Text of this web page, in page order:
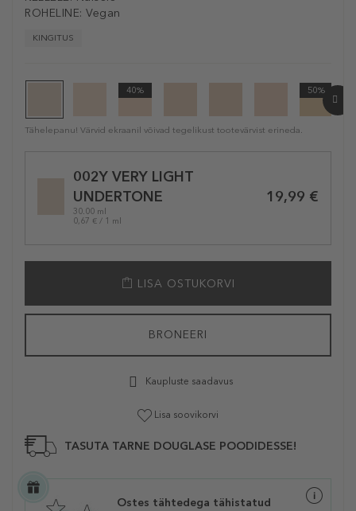
ROHELINE: Vegan
KINGITUS
40% 50%
Tähelepanu! Värvid ekraanil võivad tegelikust tootevärvist erineda.
variation002Y VERY LIGHT
UNDERTONE
30.00 ml
0,67 € / 1 ml
19,99 €
LISA OSTUKORVI
BRONEERI
Kaupluste saadavus
Lisa soovikorvi
TASUTA TARNE DOUGLASE POODIDESSE!
Ostes tähtedega tähistatud